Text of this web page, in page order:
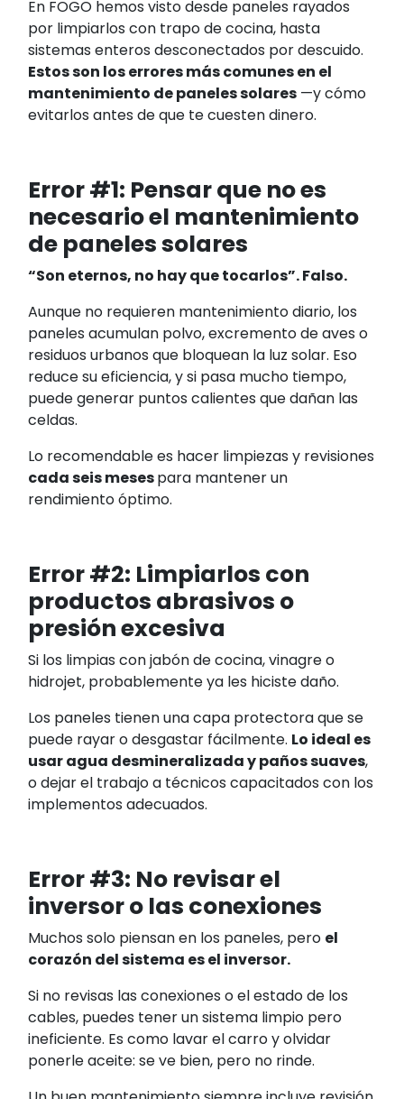
En FOGO hemos visto desde paneles rayados
por limpiarlos con trapo de cocina, hasta
sistemas enteros desconectados por descuido.
Estos son los errores más comunes en el
mantenimiento de paneles solares —y cómo
evitarlos antes de que te cuesten dinero.
Error #1: Pensar que no es
necesario el mantenimiento
de paneles solares
“Son eternos, no hay que tocarlos”. Falso.
Aunque no requieren mantenimiento diario, los
paneles acumulan polvo, excremento de aves o
residuos urbanos que bloquean la luz solar. Eso
reduce su eficiencia, y si pasa mucho tiempo,
puede generar puntos calientes que dañan las
celdas.
Lo recomendable es hacer limpiezas y revisiones
cada seis mesespara mantener un
rendimiento óptimo.
Error #2: Limpiarlos con
productos abrasivos o
presión excesiva
Si los limpias con jabón de cocina, vinagre o
hidrojet, probablemente ya les hiciste daño.
Los paneles tienen una capa protectora que se
puede rayar o desgastar fácilmente. Lo ideal es
usar agua desmineralizada y paños suaves,
o dejar el trabajo a técnicos capacitados con los
implementos adecuados.
Error #3: No revisar el
inversor o las conexiones
Muchos solo piensan en los paneles, pero el
corazón del sistema es el inversor.
Si no revisas las conexiones o el estado de los
cables, puedes tener un sistema limpio pero
ineficiente. Es como lavar el carro y olvidar
ponerle aceite: se ve bien, pero no rinde.